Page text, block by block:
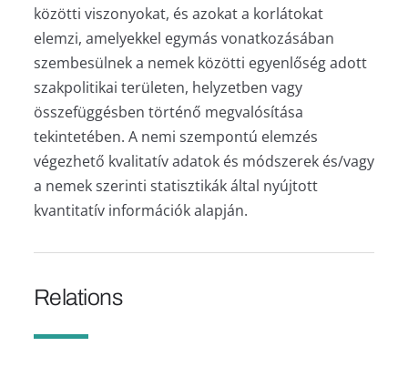
közötti viszonyokat, és azokat a korlátokat
elemzi, amelyekkel egymás vonatkozásában
szembesülnek a nemek közötti egyenlőség adott
szakpolitikai területen, helyzetben vagy
összefüggésben történő megvalósítása
tekintetében. A nemi szempontú elemzés
végezhető kvalitatív adatok és módszerek és/vagy
a nemek szerinti statisztikák által nyújtott
kvantitatív információk alapján.
Relations